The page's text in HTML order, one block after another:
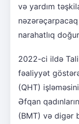
və yardım
narahatlıq
2022-ci ildə
fəaliyyət
(QHT)
Əfqan
(BMT) və digər